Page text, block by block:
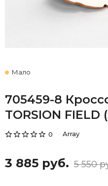
Мало
705459-8
TORSION FIELD
0 Array
3 885 руб. 5 550